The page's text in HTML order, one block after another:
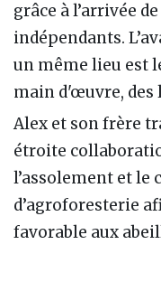
grâce à l’arrivée
indépendants.
un même lieu est
main d'œuvre, des
Alex et son frère
étroite
l’assolement et le
d’agroforesterie
favorable aux